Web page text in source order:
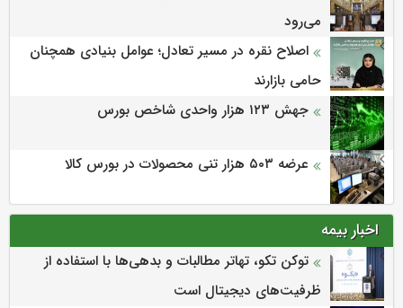
می‌‌رود
اصلاح نقره در مسیر تعادل؛ عوامل بنیادی همچنان
حامی بازارند
جهش ۱۲۳ هزار واحدی شاخص بورس
عرضه ۵۰۳ هزار تنی محصولات در بورس کالا
اخبار بیمه
توکن تکو، تهاتر مطالبات و بدهی‌ها با استفاده از
ظرفیت‌های دیجیتال است